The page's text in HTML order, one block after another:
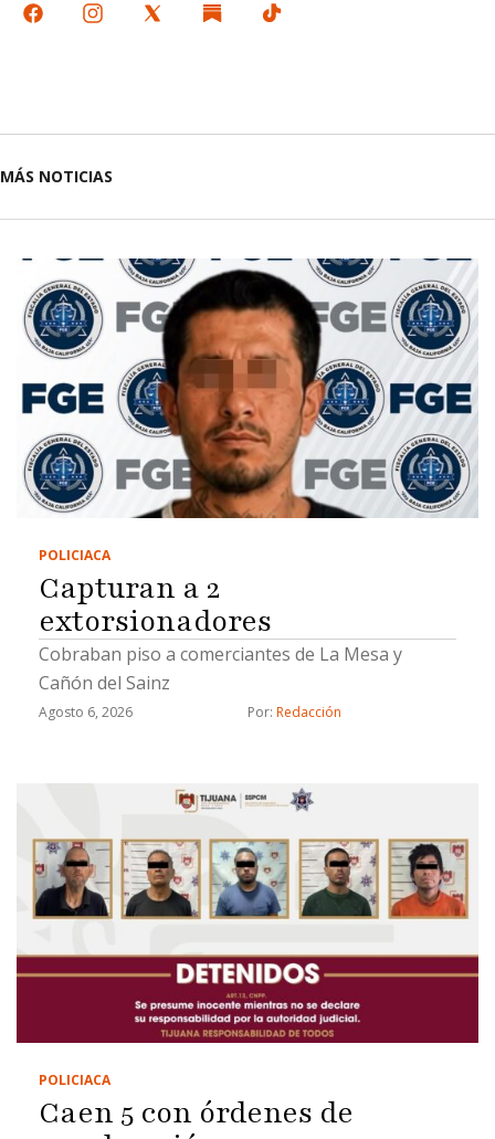
MÁS NOTICIAS
POLICIACA
Capturan a 2
extorsionadores
Cobraban piso a comerciantes de La Mesa y
Cañón del Sainz
Agosto 6, 2026 Por: Redacción
POLICIACA
Caen 5 con órdenes de